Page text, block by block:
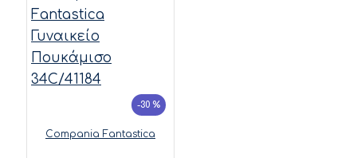
-30 %
Compania Fantastica